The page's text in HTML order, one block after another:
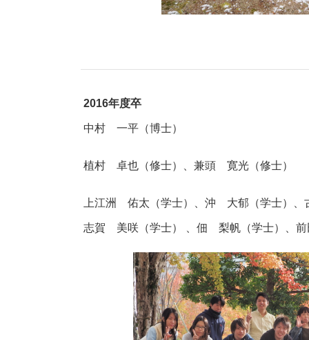
2016年度卒
中村 一平（博士）
植村 卓也（修士）、兼頭 寛光（修士）
上江洲 佑太（学士）、沖 大郁（学士）
志賀 美咲（学士） 、佃 梨帆（学士）